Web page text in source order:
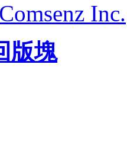
Comsenz Inc.
版塊